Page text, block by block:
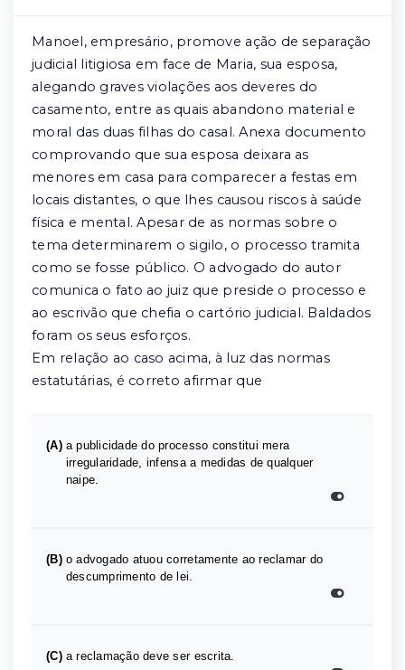
Manoel, empresário, promove ação de separação
judicial litigiosa em face de Maria, sua esposa,
alegando graves violações aos deveres do
casamento, entre as quais abandono material e
moral das duas filhas do casal. Anexa documento
comprovando que sua esposa deixara as
menores em casa para comparecer a festas em
locais distantes, o que lhes causou riscos à saúde
física e mental. Apesar de as normas sobre o
tema determinarem o sigilo, o processo tramita
como se fosse público. O advogado do autor
comunica o fato ao juiz que preside o processo e
ao escrivão que chefia o cartório judicial. Baldados
foram os seus esforços.
Em relação ao caso acima, à luz das normas
estatutárias, é correto afirmar que
(A) a publicidade do processo constitui mera
irregularidade, infensa a medidas de qualquer
naipe.
(B) o advogado atuou corretamente ao reclamar do
descumprimento de lei.
(C) a reclamação deve ser escrita.